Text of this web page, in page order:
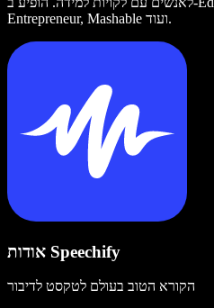
Entrepreneur, Mashable ועוד.
אודות Speechify
הקורא הטוב בעולם לטקסט לדיבור